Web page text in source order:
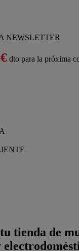
NEWSLETTER
dto para la próxima
tienda de